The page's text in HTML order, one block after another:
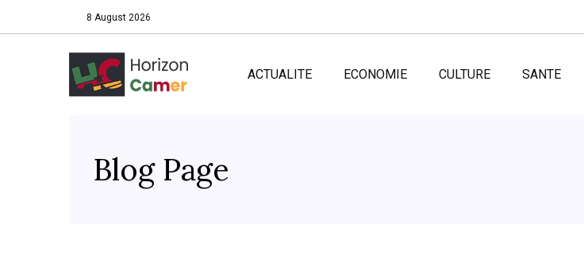
8 August 2026
ACTUALITE ECONOMIE CULTURE SANTE
Blog Page